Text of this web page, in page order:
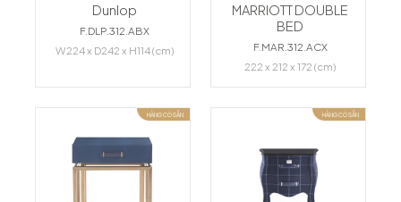
Dunlop
F.DLP.312.ABX
W224 x D242 x H114 (cm)
MARRIOTT DOUBLE
BED
F.MAR.312.ACX
222 x 212 x 172 (cm)
HÀNG CÓ SẴN HÀNG CÓ SẴN